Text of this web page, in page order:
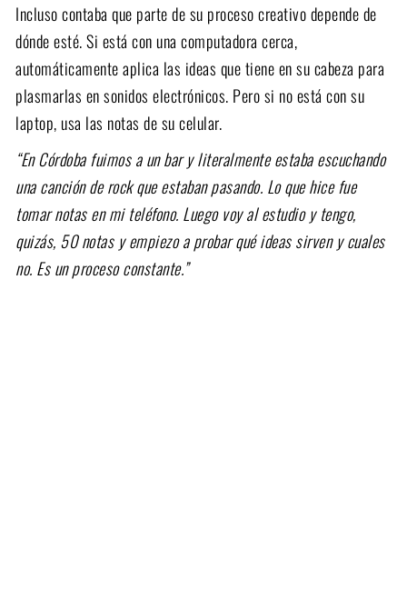
Incluso contaba que parte de su proceso creativo depende de
dónde esté. Si está con una computadora cerca,
automáticamente aplica las ideas que tiene en su cabeza para
plasmarlas en sonidos electrónicos. Pero si no está con su
laptop, usa las notas de su celular.
“En Córdoba fuimos a un bar y literalmente estaba escuchando
una canción de rock que estaban pasando. Lo que hice fue
tomar notas en mi teléfono. Luego voy al estudio y tengo,
quizás, 50 notas y empiezo a probar qué ideas sirven y cuales
no. Es un proceso constante.”